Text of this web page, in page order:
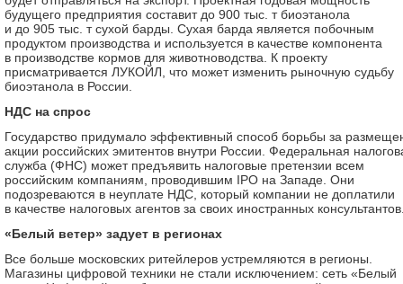
будущего предприятия составит до 900 тыс. т биоэтанола
и до 905 тыс. т сухой барды. Сухая барда является побочным
продуктом производства и используется в качестве компонента
в производстве кормов для животноводства. К проекту
присматривается ЛУКОЙЛ, что может изменить рыночную судьбу
биоэтанола в России.
НДС на спрос
Государство придумало эффективный способ борьбы за
акции российских эмитентов внутри России. Федеральная
служба (ФНС) может предъявить налоговые претензии всем
российским компаниям, проводившим IPO на Западе. Они
подозреваются в неуплате НДС, который компании не доплатили
в качестве налоговых агентов за своих иностранных
«Белый ветер» задует в регионах
Все больше московских ритейлеров устремляются в регионы.
Магазины цифровой техники не стали исключением: сеть «Белый